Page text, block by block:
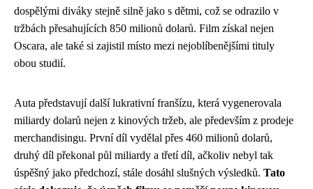
dospělými diváky stejně silně jako s dětmi, což se odrazilo v
tržbách přesahujících 850 milionů dolarů. Film získal nejen
Oscara, ale také si zajistil místo mezi nejoblíbenějšími tituly
obou studií.
Auta představují další lukrativní franšízu, která vygenerovala
miliardy dolarů nejen z kinových tržeb, ale především z prodeje
merchandisingu. První díl vydělal přes 460 milionů dolarů,
druhý díl překonal půl miliardy a třetí díl, ačkoliv nebyl tak
úspěšný jako předchozí, stále dosáhl slušných výsledků. Tato